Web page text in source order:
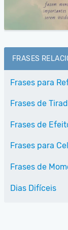
FRASES
Frases para
Frases de
Frases de
Frases para
Frases de
Dias Difíceis